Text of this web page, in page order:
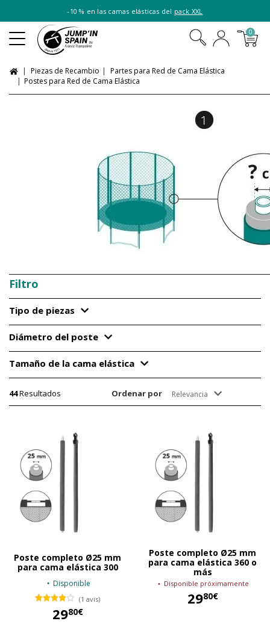
-10 % en las camas elásticas del pack XXL
0
Piezas de Recambio
Partes para Red de Cama Elástica
Postes para Red de Cama Elástica
Filtro
Tipo de piezas
Diámetro del poste
Tamaño de la cama elástica
44Resultados Ordenar por Relevancia
Poste completo Ø25 mm
para cama elástica 300
Disponible
(1 avis)
2980€
Poste completo Ø25 mm
para cama elástica 360 o
más
Disponible próximamente
2980€